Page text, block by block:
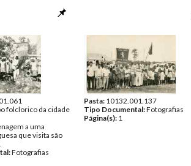
folclorico da cidade
a uma
que visita são
Fotografias
Pasta: 10132.001.137
Tipo Documental:Fotografias
Página(s): 1